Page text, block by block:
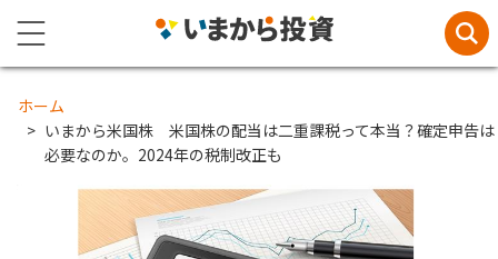
ホーム
いまから米国株 米国株の配当は二重課税って本当？確定申告は
必要なのか。2024年の税制改正も